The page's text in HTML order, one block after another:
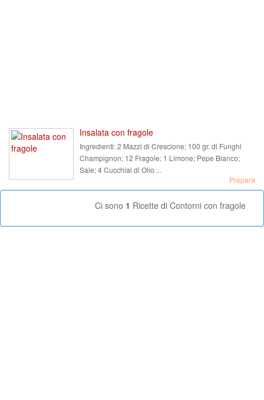
Insalata con fragole
Ingredienti:2 Mazzi di Crescione; 100 gr. di Funghi
Champignon; 12 Fragole; 1 Limone; Pepe Bianco;
Sale; 4 Cucchiai di Olio ...
Prepara
Ci sono 1 Ricette di Contorni con fragole